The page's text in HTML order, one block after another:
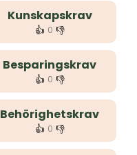
Kunskapskrav
👍 0 👎
Besparingskrav
👍 0 👎
Behörighetskrav
👍 0 👎